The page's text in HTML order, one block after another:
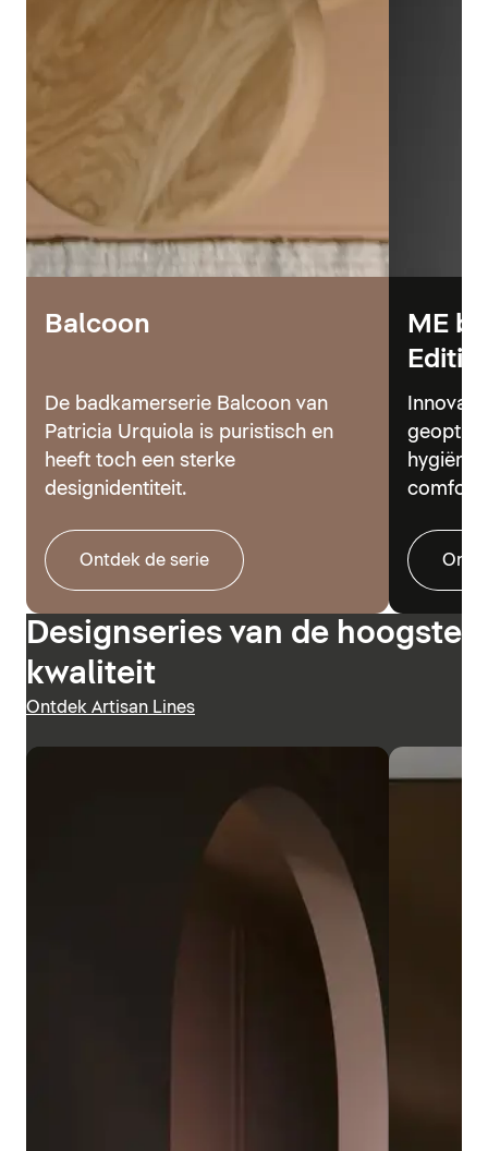
Balcoon
De badkamerserie Balcoon van
Patricia Urquiola is puristisch en
heeft toch een sterke
designidentiteit.
Ontdek de serie
ME
comfort.
Designseries van de hoogste
kwaliteit
Ontdek Artisan Lines